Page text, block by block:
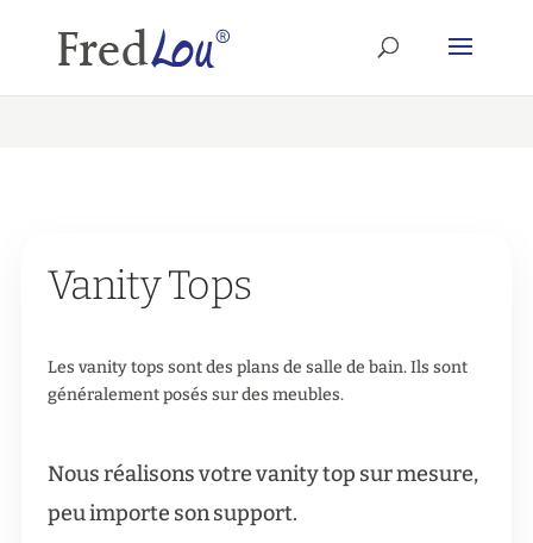
Vanity Tops
Les vanity tops sont des plans de salle de bain. Ils sont
généralement posés sur des meubles.
Nous réalisons votre vanity top sur mesure,
peu importe son support.